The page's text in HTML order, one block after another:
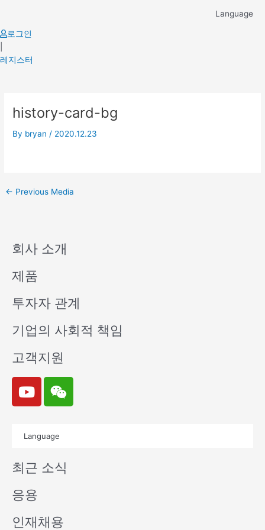
content
Language
로그인
레지스터
history-card-bg
By bryan / 2020.12.23
navigation
← Previous Media
회사 소개
제품
투자자 관계
기업의 사회적 책임
고객지원
Y
o
u
e
W
e
i
n
Language
최근 소식
응용
인재채용